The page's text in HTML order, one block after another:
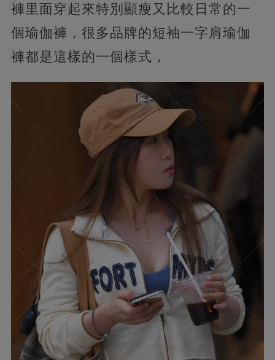
褲里面穿起來特別顯瘦又比較日常的一
個瑜伽褲，很多品牌的短袖一字肩瑜伽
褲都是這樣的一個樣式，